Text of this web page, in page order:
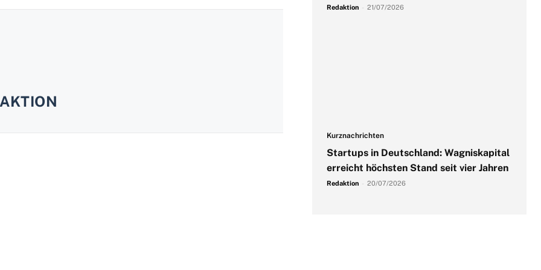
Redaktion 21/07/2026
Kurznachrichten
Startups in Deutschland: Wagniskapital
erreicht höchsten Stand seit vier Jahren
Redaktion 20/07/2026